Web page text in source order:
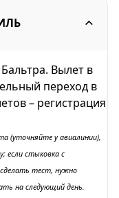
Вылет в
переход в
– регистрация
(уточняйте у авиалинии),
если стыковка с
тест, нужно
на следующий день.